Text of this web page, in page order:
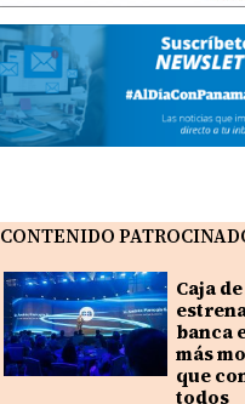
CONTENIDO
Caja
banca
más
que
todos